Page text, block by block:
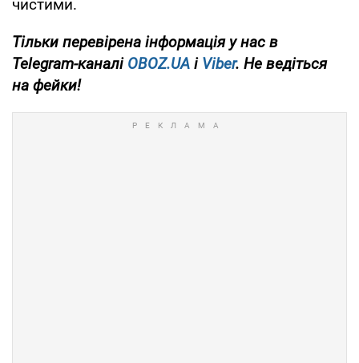
чистими.
Тільки перевірена інформація у нас в
Telegram-каналі OBOZ.UA і Viber. Не ведіться
на фейки!